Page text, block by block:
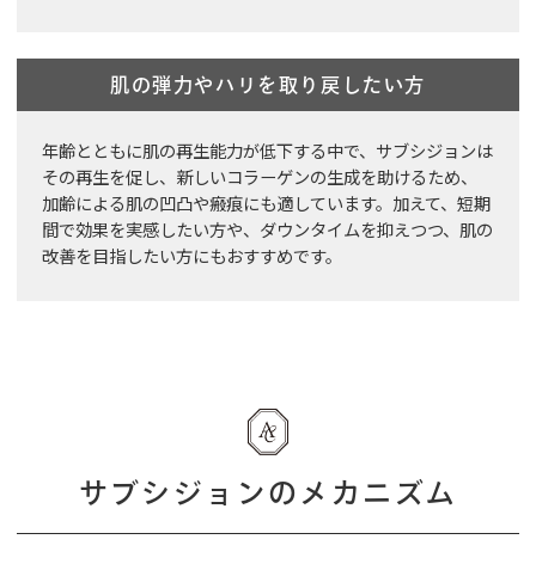
肌の弾力やハリを 取り戻したい方
年齢とともに肌の再生能力が低下する中で、サブシジョンは
その再生を促し、新しいコラーゲンの生成を助けるため、
加齢による肌の凹凸や瘢痕にも適しています。加えて、短期
間で効果を実感したい方や、ダウンタイムを抑えつつ、肌の
改善を目指したい方にもおすすめです。
サブシジョンのメカニズム